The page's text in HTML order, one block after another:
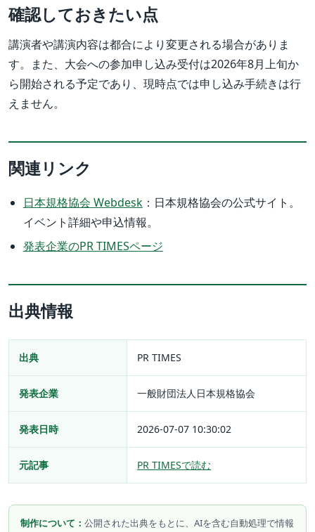
確認しておきたい点
講演者や講演内容は都合により変更される場合がありま
す。また、大会への参加申し込み受付は2026年8月上旬か
ら開始される予定であり、現時点では申し込み手続きは行
えません。
関連リンク
日本規格協会 Webdesk：日本規格協会の公式サイト。
イベント詳細や申込情報。
発表企業のPR TIMESページ
出典情報
出典 PR TIMES
発表企業 一般財団法人日本規格協会
発表日時 2026-07-07 10:30:02
元記事 PR TIMESで読む
制作について： 公開された出典をもとに、AIを含む自動処理で情報